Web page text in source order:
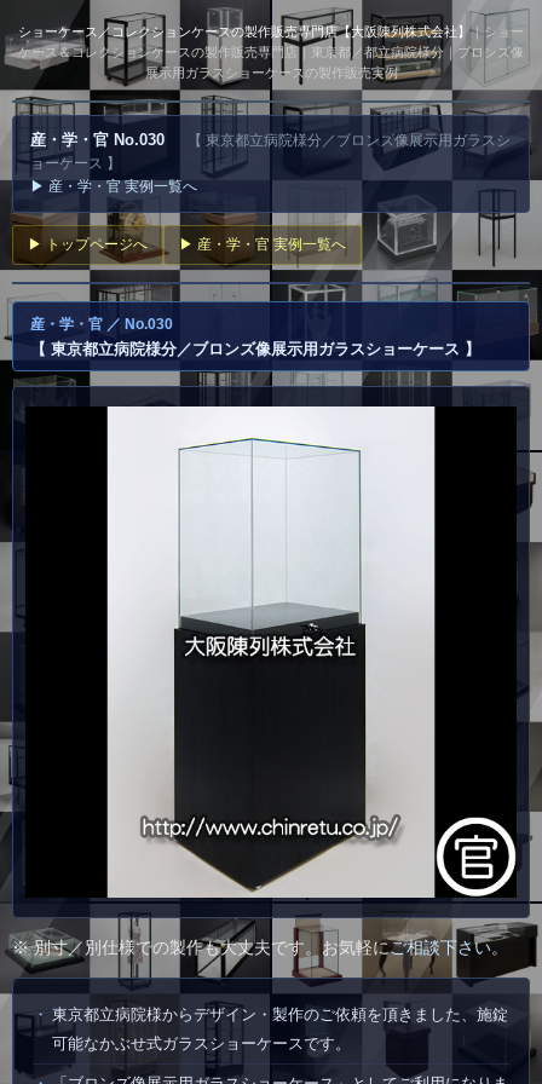
ショーケース／コレクションケースの製作販売専門店【大阪陳列株式会社】｜ショー
ケース＆コレクションケースの製作販売専門店｜東京都／都立病院様分｜ブロンズ像
展示用ガラスショーケースの製作販売実例
産・学・官 No.030
【 東京都立病院様分／ブロンズ像展示用ガラスシ
ョーケース 】
▶ 産・学・官 実例一覧へ
▶ トップページへ ▶ 産・学・官 実例一覧へ
産・学・官 ／ No.030
【 東京都立病院様分／ブロンズ像展示用ガラスショーケース 】
※ 別寸／別仕様での製作も大丈夫です。お気軽にご相談下さい。
東京都立病院様からデザイン・製作のご依頼を頂きました、施錠
可能なかぶせ式ガラスショーケースです。